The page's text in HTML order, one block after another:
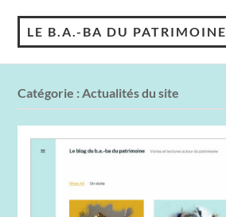
LE B.A.-BA DU PATRIMOINE
Catégorie :Actualités du site